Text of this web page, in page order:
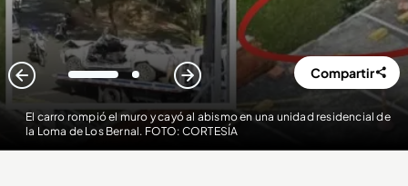
El carro rompió el muro y cayó al abismo en una unidad residencial de
la Loma de Los Bernal. FOTO: CORTESÍA
1 2 Compartir